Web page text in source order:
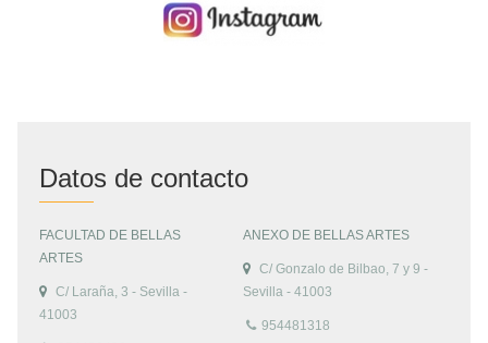
Datos de contacto
FACULTAD DE BELLAS
ARTES
C/ Laraña, 3 - Sevilla -
41003
ANEXO DE BELLAS ARTES
C/ Gonzalo de Bilbao, 7 y 9 -
Sevilla - 41003
954481318